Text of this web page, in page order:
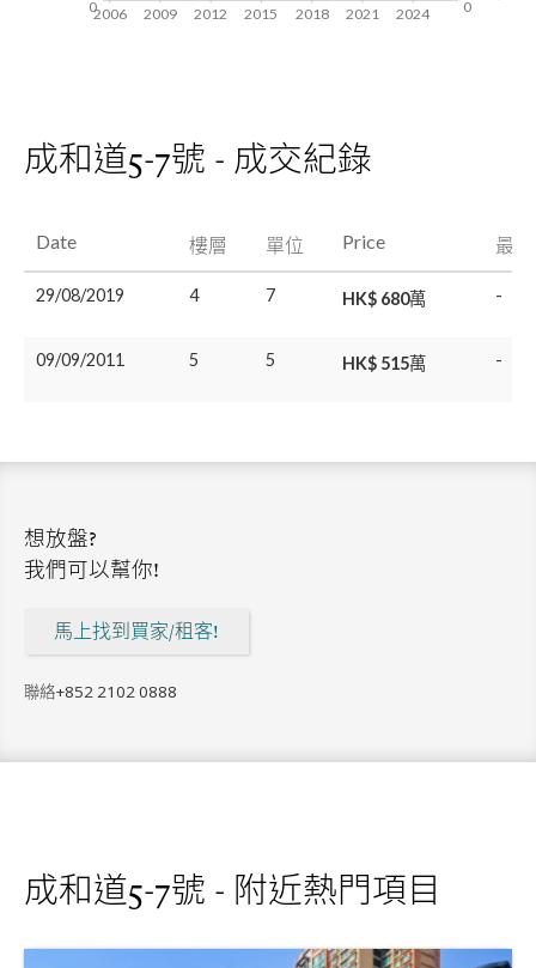
0
2006 2009 2012 2015 2018 2021 2024
0
成和道5-7號 - 成交紀錄
Date 樓層 單位 Price 最
29/08/2019 4 7 HK$ 680萬 -
09/09/2011 5 5 HK$ 515萬 -
想放盤?
我們可以幫你!
馬上找到買家/租客!
聯絡+852 2102 0888
成和道5-7號 - 附近熱門項目